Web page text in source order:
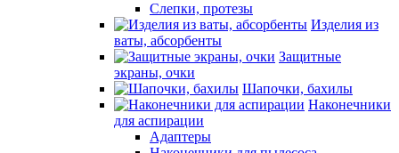
Слепки, протезы
Изделия из
ваты, абсорбенты
Защитные
экраны, очки
Шапочки, бахилы
Наконечники
для аспирации
Адаптеры